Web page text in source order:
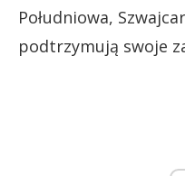
Południowa,
podtrzymują swoje